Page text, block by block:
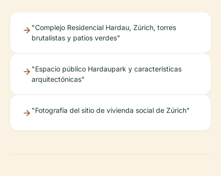
"Complejo Residencial Hardau, Zúrich, torres
brutalistas y patios verdes"
"Espacio público Hardaupark y características
arquitectónicas"
"Fotografía del sitio de vivienda social de Zúrich"